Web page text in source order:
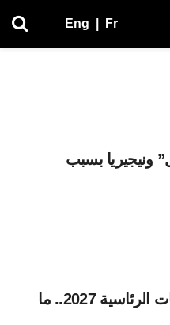
Eng Fr
ونيجيريا بسبب
ارتباك في كينيا بشأن الانتخابات الرئاسية 2027.. ما